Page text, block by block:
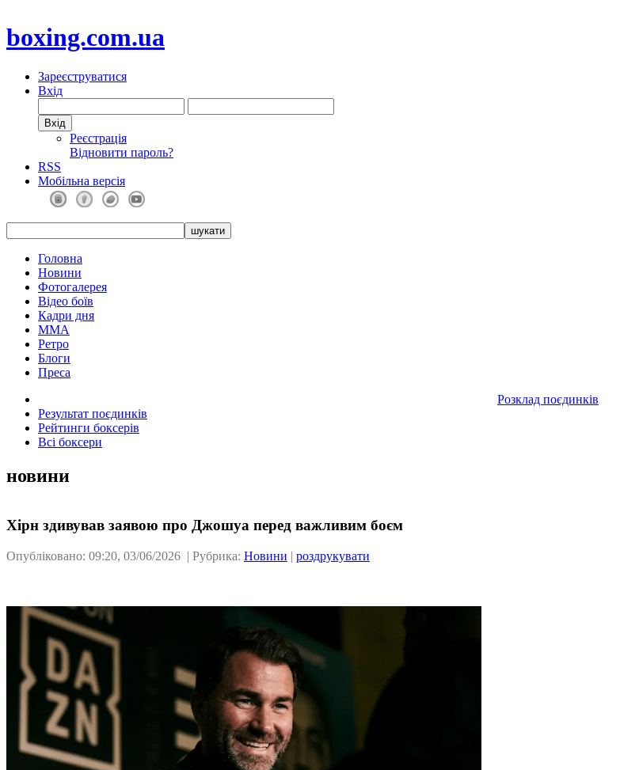
boxing.com.ua
Зареєструватися
Вхід
Реєстрація
Відновити пароль?
RSS
Мобільна версія
Головна
Новини
Фотогалерея
Відео боїв
Кадри дня
ММА
Ретро
Блоги
Преса
Розклад поєдинків
Результат поєдинків
Рейтинги боксерів
Всі боксери
новини
Хірн здивував заявою про Джошуа перед важливим боєм
Опубліковано: 09:20, 03/06/2026 | Рубрика: Новини | роздрукувати